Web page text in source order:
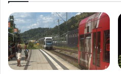
i
e
t
e
n
l
l
i
n
g